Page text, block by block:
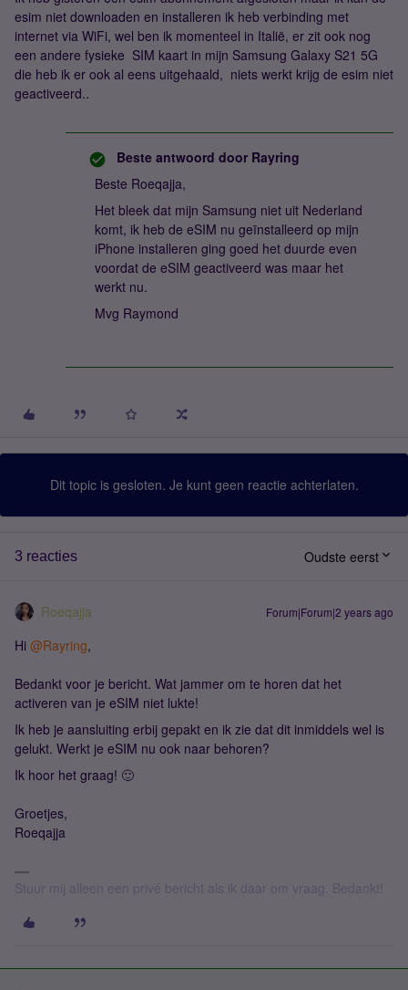
esim niet downloaden en installeren ik heb verbinding met
internet via WiFi, wel ben ik momenteel in Italië, er zit ook nog
een andere fysieke SIM kaart in mijn Samsung Galaxy S21 5G
die heb ik er ook al eens uitgehaald, niets werkt krijg de esim niet
geactiveerd..
Beste antwoord door Rayring
Beste Roeqajja,
Het bleek dat mijn Samsung niet uit Nederland
komt, ik heb de eSIM nu geïnstalleerd op mijn
iPhone installeren ging goed het duurde even
voordat de eSIM geactiveerd was maar het
werkt nu.
Mvg Raymond
Dit topic is gesloten. Je kunt geen reactie achterlaten.
3 reacties Oudste eerst
Roeqajja Forum|Forum|2 years ago
Hi @Rayring,
Bedankt voor je bericht. Wat jammer om te horen dat het
activeren van je eSIM niet lukte!
Ik heb je aansluiting erbij gepakt en ik zie dat dit inmiddels wel is
gelukt. Werkt je eSIM nu ook naar behoren?
Ik hoor het graag! 🙂
Groetjes,
Roeqajja
Stuur mij alleen een privé bericht als ik daar om vraag. Bedankt!